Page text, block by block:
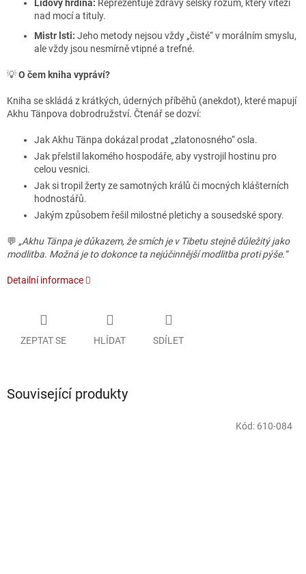
Lidový hrdina: Reprezentuje zdravý selský rozum, který vítězí
nad mocí a tituly.
Mistr lsti: Jeho metody nejsou vždy „čisté“ v morálním smyslu,
ale vždy jsou nesmírně vtipné a trefné.
💡O čem kniha vypráví?
Kniha se skládá z krátkých, úderných příběhů (anekdot), které mapují
Akhu Tänpova dobrodružství. Čtenář se dozví:
Jak Akhu Tänpa dokázal prodat „zlatonosného“ osla.
Jak přelstil lakomého hospodáře, aby vystrojil hostinu pro
celou vesnici.
Jak si tropil žerty ze samotných králů či mocných klášterních
hodnostářů.
Jakým způsobem řešil milostné pletichy a sousedské spory.
💬 „Akhu Tänpa je důkazem, že smích je v Tibetu stejně důležitý jako
modlitba. Možná je to dokonce ta nejúčinnější modlitba proti pýše.“
Detailní informace
ZEPTAT SE HLÍDAT SDÍLET
Související produkty
Kód: 610-084